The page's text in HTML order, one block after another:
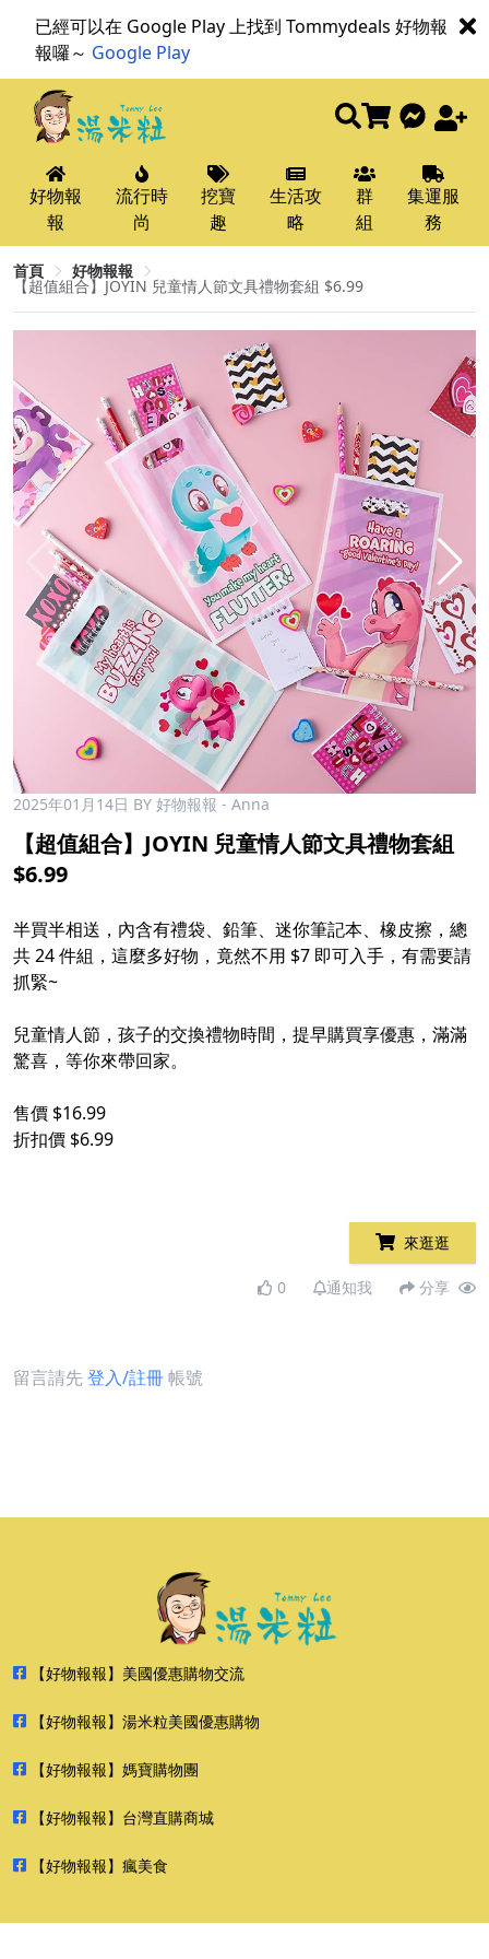
已經可以在 Google Play 上找到 Tommydeals 好物報
報囉～ Google Play
好物報
報
流行時
尚
挖寶
趣
生活攻
略
群
組
集運服
務
首頁 好物報報
【超值組合】JOYIN 兒童情人節文具禮物套組 $6.99
2025年01月14日 BY 好物報報 - Anna
【超值組合】JOYIN 兒童情人節文具禮物套組
$6.99
半買半相送，內含有禮袋、鉛筆、迷你筆記本、橡皮擦，總
共 24 件組，這麼多好物，竟然不用 $7 即可入手，有需要請
抓緊~
兒童情人節，孩子的交換禮物時間，提早購買享優惠，滿滿
驚喜，等你來帶回家。
售價 $16.99
折扣價 $6.99
來逛逛
0 通知我 分享
留言請先登入/註冊帳號
【好物報報】美國優惠購物交流
【好物報報】湯米粒美國優惠購物
【好物報報】媽寶購物團
【好物報報】台灣直購商城
【好物報報】瘋美食